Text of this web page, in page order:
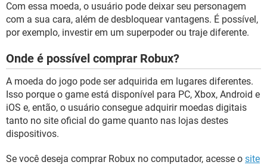
Com essa moeda, o usuário pode deixar seu personagem
com a sua cara, além de desbloquear vantagens. É possível,
por exemplo, investir em um superpoder ou traje diferente.
Onde é possível comprar Robux?
A moeda do jogo pode ser adquirida em lugares diferentes.
Isso porque o game está disponível para PC, Xbox, Android e
iOS e, então, o usuário consegue adquirir moedas digitais
tanto no site oficial do game quanto nas lojas destes
dispositivos.
Se você deseja comprar Robux no computador, acesse o site